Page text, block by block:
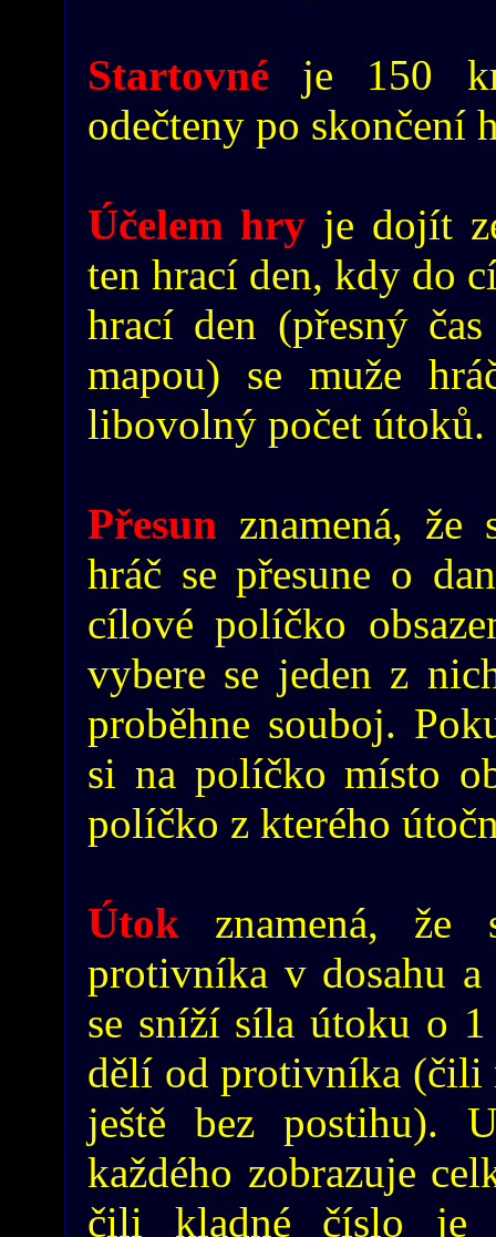
Startovné je 150
odečteny po skončení
Účelem hry je dojít
ten hrací den, kdy do
hrací den (přesný
mapou) se muže
libovolný počet útoků.
Přesun znamená, že
hráč se přesune o
cílové políčko
vybere se jeden z
proběhne souboj.
si na políčko místo
políčko z kterého
Útok znamená, že
protivníka v dosahu
se sníží síla útoku o
dělí od protivníka (čili
ještě bez postihu).
každého zobrazuje
čili kladné číslo je